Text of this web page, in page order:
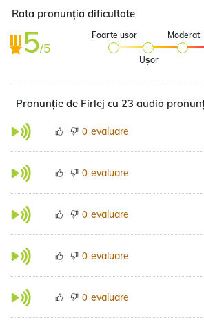
Rata pronunția dificultate
5/5
Foarte usor
Ușor
Moderat
Pronunție de Firlej cu 23 audio
0 evaluare
0 evaluare
0 evaluare
0 evaluare
0 evaluare